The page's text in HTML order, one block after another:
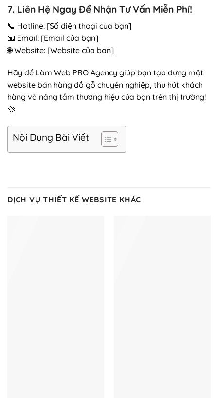
7. Liên Hệ Ngay Để Nhận Tư Vấn Miễn Phí!
📞 Hotline: [Số điện thoại của bạn]
📧 Email: [Email của bạn]
🌐 Website: [Website của bạn]
Hãy để Làm Web PRO Agency giúp bạn tạo dựng một
website bán hàng đồ gỗ chuyên nghiệp, thu hút khách
hàng và nâng tầm thương hiệu của bạn trên thị trường!
🚀
Nội Dung Bài Viết
DỊCH VỤ THIẾT KẾ WEBSITE KHÁC